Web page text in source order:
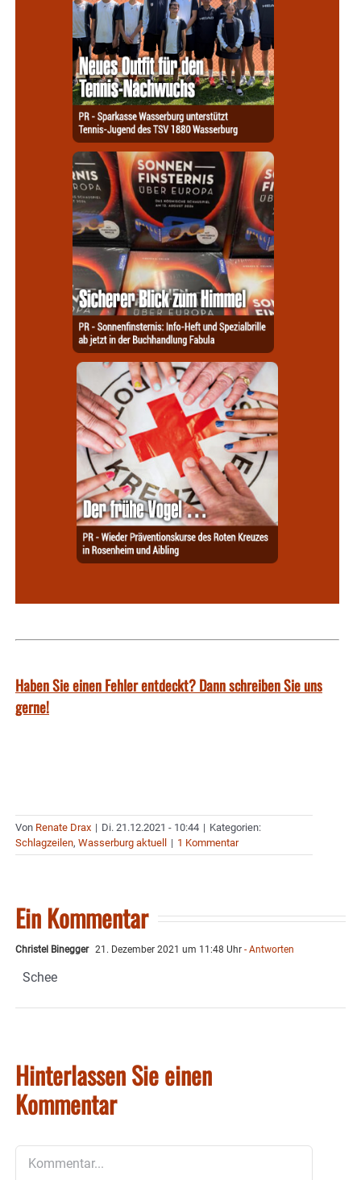
Haben Sie einen Fehler entdeckt? Dann schreiben Sie uns
gerne!
Von Renate Drax | Di. 21.12.2021 - 10:44 | Kategorien:
Schlagzeilen, Wasserburg aktuell | 1 Kommentar
Ein Kommentar
Christel Binegger 21. Dezember 2021 um 11:48 Uhr - Antworten
Schee
Hinterlassen Sie einen
Kommentar